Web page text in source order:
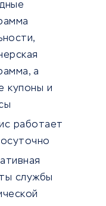
а
купоны и
работает
службы